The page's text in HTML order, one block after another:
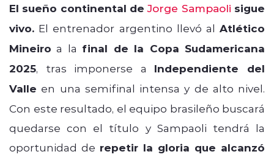
El sueño continental de Jorge Sampaoli sigue
vivo. El entrenador argentino llevó al Atlético
Mineiro a la final de la Copa Sudamericana
2025, tras imponerse a Independiente del
Valle en una semifinal intensa y de alto nivel.
Con este resultado, el equipo brasileño buscará
quedarse con el título y Sampaoli tendrá la
oportunidad de repetir la gloria que alcanzó